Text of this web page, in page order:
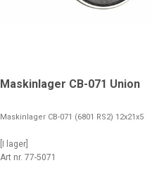
Maskinlager CB-071 Union
Maskinlager CB-071 (6801 RS2) 12x21x5
[I lager]
Art nr. 77-5071